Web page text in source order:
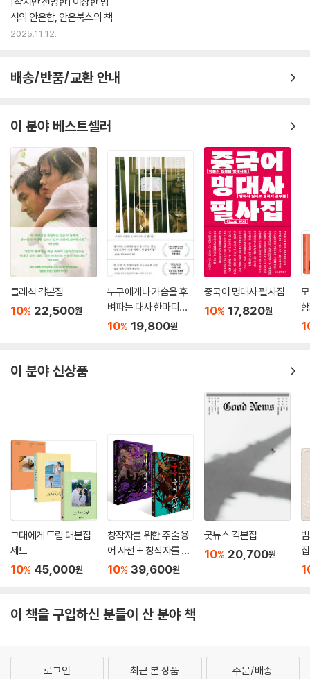
식의 안온함, 안온북스의 책
2025.11.12.
배송/반품/교환 안내
이 분야 베스트셀러
클래식 각본집
10% 22,500원
누구에게나 가슴을 후
벼파는 대사 한마디가
있다
10% 19,800원
중국어 명대사 필사집
10% 17,820원
이 분야 신상품
그대에게 드림 대본집
세트
10% 45,000원
창작자를 위한 주술 용
어 사전 + 창작자를 위
한 판타지 용어 사전 세
10% 39,600원
굿뉴스 각본집
10% 20,700원
집
이 책을 구입하신 분들이 산 분야 책
로그인 최근 본 상품 주문/배송